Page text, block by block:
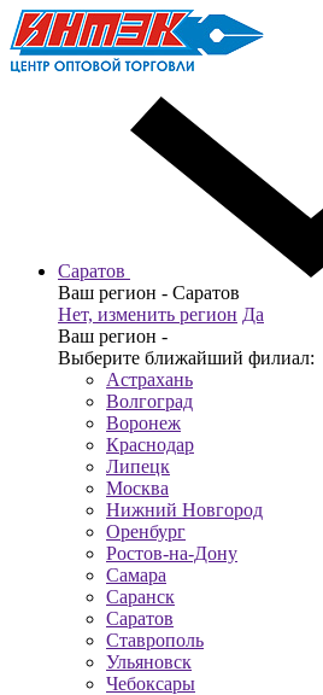
Саратов
Ваш регион - Саратов
Нет, изменить регион Да
Ваш регион -
Выберите ближайший филиал:
Астрахань
Волгоград
Воронеж
Краснодар
Липецк
Москва
Нижний Новгород
Оренбург
Ростов-на-Дону
Самара
Саранск
Саратов
Ставрополь
Ульяновск
Чебоксары